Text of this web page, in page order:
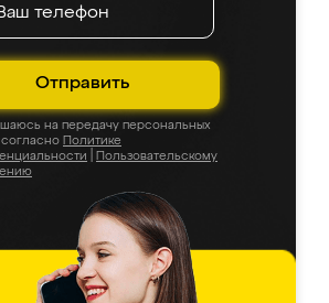
Отправить
на передачу персональных
Политике
Пользовательскому